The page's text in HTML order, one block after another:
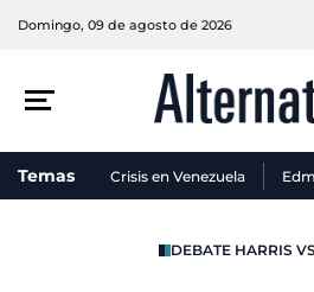
Domingo, 09 de agosto de 2026
Temas Crisis en Venezuela
DEBATE HARRIS